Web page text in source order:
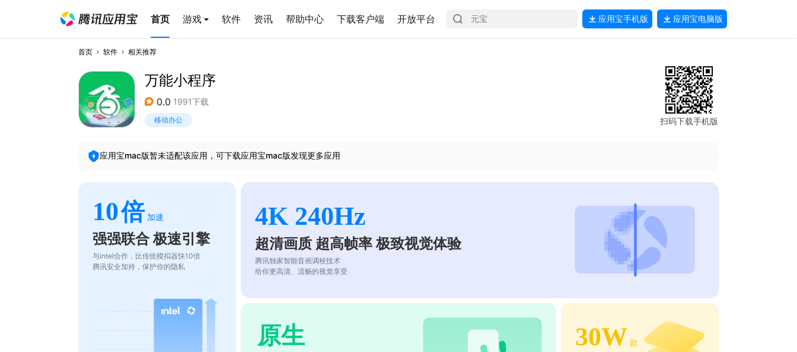
首页 游戏 软件 资讯 帮助中心 下载客户端 开放平台 应用宝手机版 应用宝电脑版
首页 软件 相关推荐
万能小程序
0.0 1991下载
移动办公 扫码下载手机版
应用宝mac版暂未适配该应用，可下载应用宝mac版发现更多应用
10倍 加速
强强联合 极速引擎
与intel合作，比传统模拟器快10倍
腾讯安全加持，保护你的隐私
4K 240Hz
超清画质 超高帧率 极致视觉体验
腾讯独家智能音画调校技术
给你更高清、流畅的视觉享受
原生 30W 款